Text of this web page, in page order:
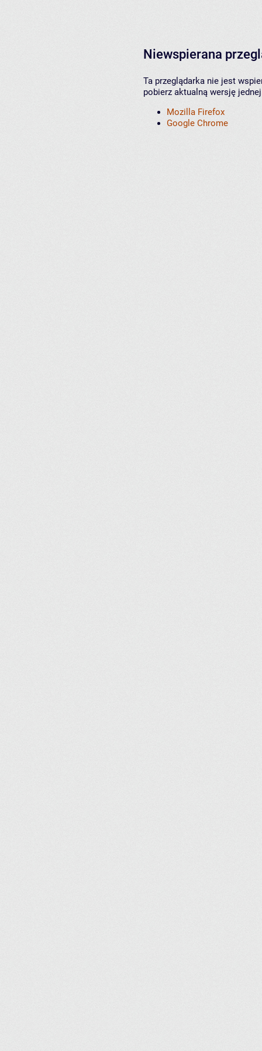
Niewspierana
Ta przeglądarka nie jest
pobierz aktualną wersję
Mozilla Firefox
Google Chrome